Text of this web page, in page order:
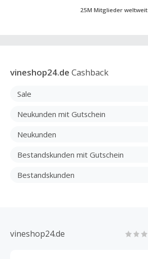
25M Mitglieder weltweit
vineshop24.de Cashback
Sale
Neukunden mit Gutschein
Neukunden
Bestandskunden mit Gutschein
Bestandskunden
vineshop24.de